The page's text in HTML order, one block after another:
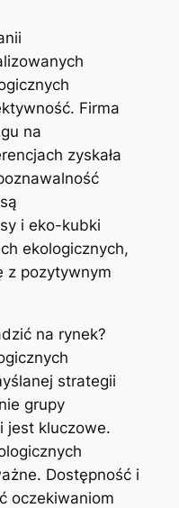
Firma
na
zyskała
i eko-kubki
ekologicznych,
z pozytywnym
na rynek?
strategii
grupy
jest kluczowe.
Dostępność i
oczekiwaniom